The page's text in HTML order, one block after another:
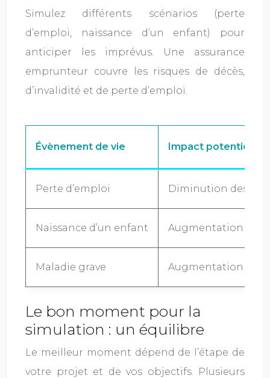
Simulez différents scénarios (perte
d’emploi, naissance d’un enfant) pour
anticiper les imprévus. Une assurance
emprunteur couvre les risques de décès,
d’invalidité et de perte d’emploi.
Évènement de vie Impact potentiel
Perte d’emploi Diminution des
Naissance d’un enfant Augmentation des
Maladie grave Augmentation des
Le bon moment pour la
simulation : un équilibre
Le meilleur moment dépend de l’étape de
votre projet et de vos objectifs. Plusieurs